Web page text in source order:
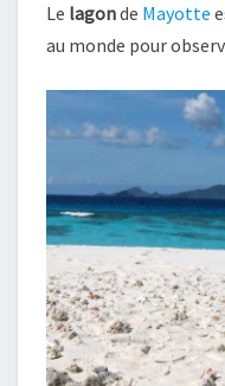
Le lagonde Mayotte
au monde pour